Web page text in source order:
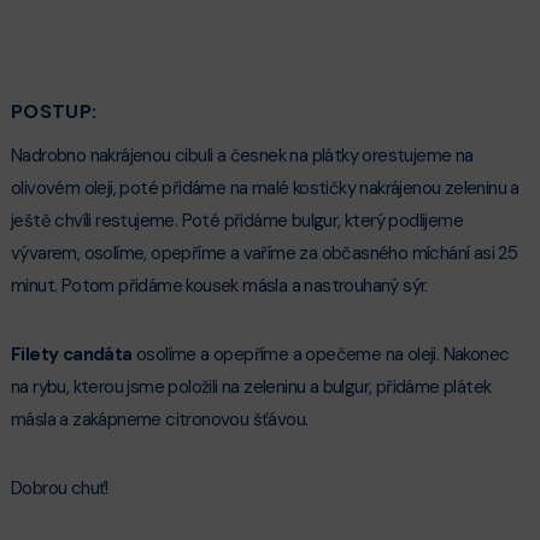
POSTUP:
Nadrobno nakrájenou cibuli a česnek na plátky orestujeme na
olivovém oleji, poté přidáme na malé kostičky nakrájenou zeleninu a
ještě chvíli restujeme. Poté přidáme bulgur, který podlijeme
vývarem, osolíme, opepříme a vaříme za občasného míchání asi 25
minut. Potom přidáme kousek másla a nastrouhaný sýr.
Filety candáta osolíme a opepříme a opečeme na oleji. Nakonec
na rybu, kterou jsme položili na zeleninu a bulgur, přidáme plátek
másla a zakápneme citronovou šťávou.
Dobrou chuť!